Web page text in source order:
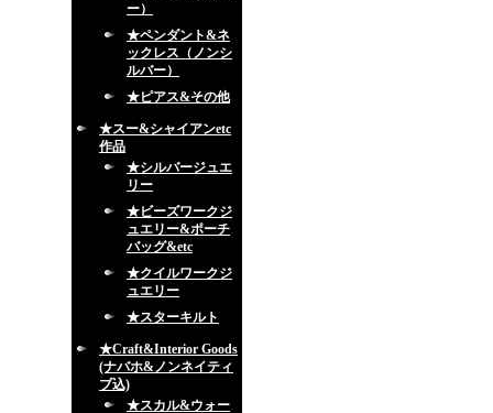
ー）
★ペンダント&ネ
ックレス（ノンシ
ルバー）
★ピアス&その他
★スー&シャイアンetc
作品
★シルバージュエ
リー
★ビーズワークジ
ュエリー&ポーチ
バッグ&etc
★クイルワークジ
ュエリー
★スターキルト
★Craft&Interior Goods
(ナバホ&ノンネイティ
ブ込)
★スカル&ウォー